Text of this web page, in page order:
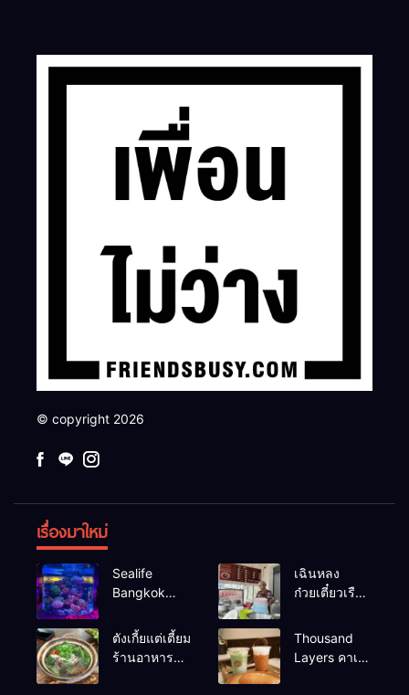
© copyright 2026
เรื่องมาใหม่
Sealife
Bangkok
แบงค์คอก
เฉินหลง
ก๋วยเตี๋ยวเรือ
อร่อยร้านดัง
หาดใหญ่
ตังเกี้ยแต่เตี้ยม
ร้านอาหาร
Thousand
Layers คาเฟ่